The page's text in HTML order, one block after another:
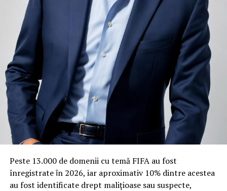
Pardoseala joacă un rol important în absorbția acestor
sunete, mai ales în zonele de trecere frecventă dintre
cameră și baie sau dintre pat și fereastră. Un material cu
proprietăți fonoabsorbante bune reduce transmiterea
zgomotului către camerele vecine și către etajele
inferioare, un aspect esențial mai ales în clădirile mai
vechi, cu structuri care nu au fost proiectate inițial
pentru izolare fonică performantă.
Rotația rapidă a oaspeților cere
materiale rezistente
Spre diferență de o locuință obișnuită, o cameră de hotel
trece printr-un ciclu de utilizare intensă: oaspeți diferiți,
bagaje trase pe roți, curățenie zilnică, uneori mai multe
Peste 13.000 de domenii cu temă FIFA au fost
înregistrate ȋn 2026, iar aproximativ 10% dintre acestea
au fost identificate drept malițioase sau suspecte,